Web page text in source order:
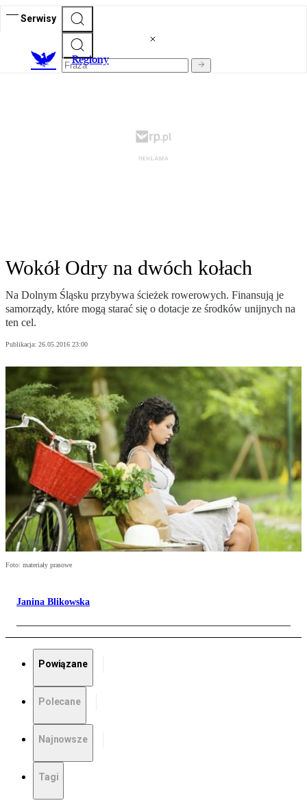
Serwisy
Regiony
Wokół Odry na dwóch kołach
Na Dolnym Śląsku przybywa ścieżek rowerowych. Finansują je
samorządy, które mogą starać się o dotacje ze środków unijnych na
ten cel.
Publikacja: 26.05.2016 23:00
Foto: materiały prasowe
Janina Blikowska
Powiązane
Polecane
Najnowsze
Tagi